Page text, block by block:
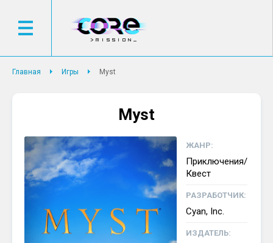
Главная Игры Myst
Myst
ЖАНР:
Приключения/
Квест
РАЗРАБОТЧИК:
Cyan, Inc.
ИЗДАТЕЛЬ: